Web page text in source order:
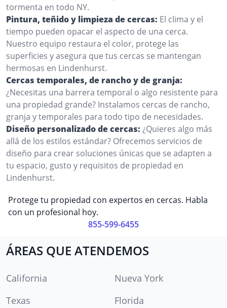
tormenta en todo NY.
Pintura, teñido y limpieza de cercas: El clima y el
tiempo pueden opacar el aspecto de una cerca.
Nuestro equipo restaura el color, protege las
superficies y asegura que tus cercas se mantengan
hermosas en Lindenhurst.
Cercas temporales, de rancho y de granja:
¿Necesitas una barrera temporal o algo resistente para
una propiedad grande? Instalamos cercas de rancho,
granja y temporales para todo tipo de necesidades.
Diseño personalizado de cercas: ¿Quieres algo más
allá de los estilos estándar? Ofrecemos servicios de
diseño para crear soluciones únicas que se adapten a
tu espacio, gusto y requisitos de propiedad en
Lindenhurst.
Protege tu propiedad con expertos en cercas. Habla
con un profesional hoy.
855-599-6455
ÁREAS QUE ATENDEMOS
California
Nueva York
Texas
Florida